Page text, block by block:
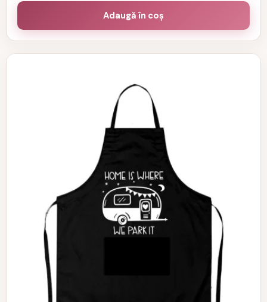
Adaugă în coș